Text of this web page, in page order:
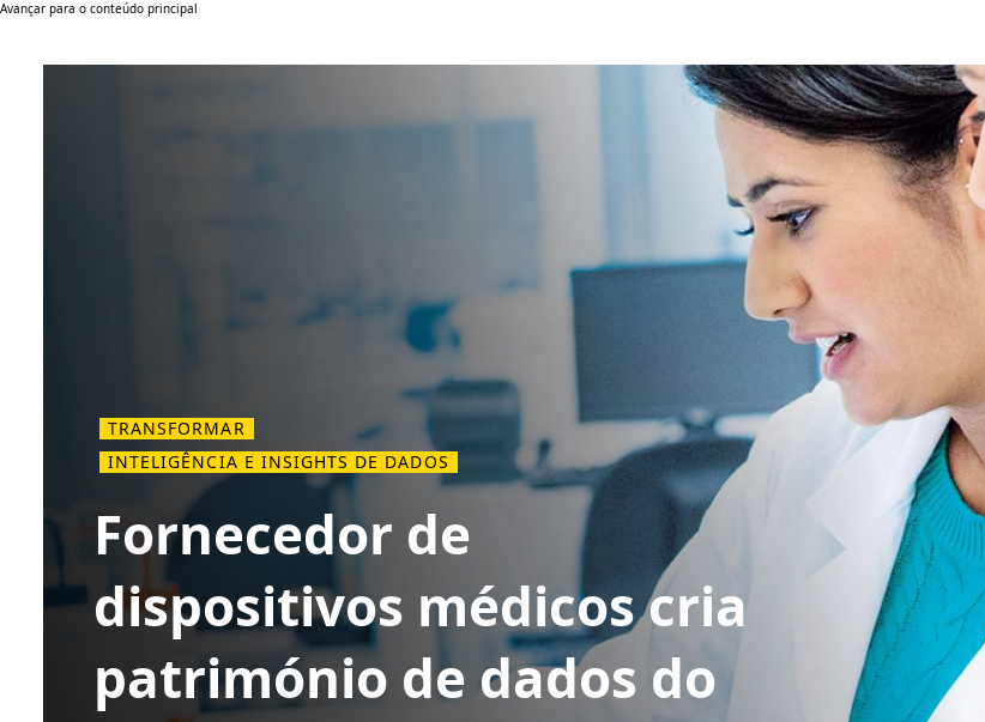
Avançar para o conteúdo principal
TRANSFORMAR
INTELIGÊNCIA E INSIGHTS DE DADOS
Fornecedor de
dispositivos médicos cria
património de dados do